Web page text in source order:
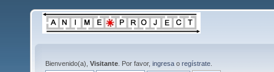
Bienvenido(a), Visitante . Por favor, ingresa o regístrate